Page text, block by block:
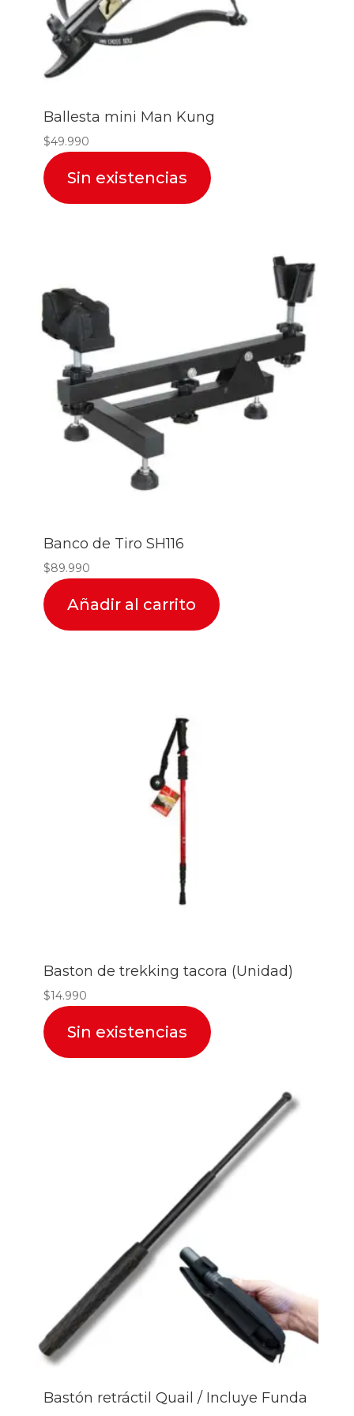
Ballesta mini Man Kung
$49.990
Sin existencias
Banco de Tiro SH116
$89.990
Añadir al carrito
Baston de trekking tacora (Unidad)
$14.990
Sin existencias
Bastón retráctil Quail / Incluye Funda